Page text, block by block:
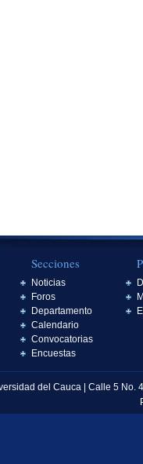
Secciones
Noticias
Foros
Departamento
Calendario
Convocatorias
Encuestas
del Cauca | Calle 5 No.